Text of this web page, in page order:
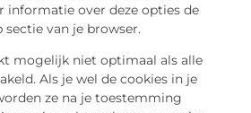
informatie over deze opties de
van je browser.
mogelijk niet optimaal als alle
Als je wel de cookies in je
ze na je toestemming